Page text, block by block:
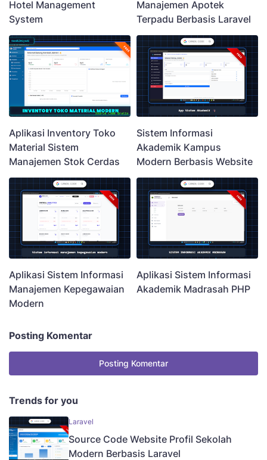
Hotel Management
System
Manajemen Apotek
Terpadu Berbasis Laravel
Aplikasi Inventory Toko
Material Sistem
Manajemen Stok Cerdas
Sistem Informasi
Akademik Kampus
Modern Berbasis Website
Aplikasi Sistem Informasi
Manajemen Kepegawaian
Modern
Aplikasi Sistem Informasi
Akademik Madrasah PHP
Posting Komentar
Posting Komentar
Trends for you
Laravel
Source Code Website Profil Sekolah
Modern Berbasis Laravel